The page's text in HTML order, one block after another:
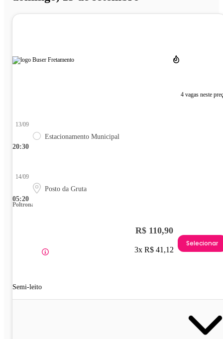
4 vagas neste
20:30
13/09
Estacionamento Municipal
05:20
14/09
Posto da Gruta
Poltrona
Semi-leito
R$ 110,90
3x R$ 41,12
Selecionar